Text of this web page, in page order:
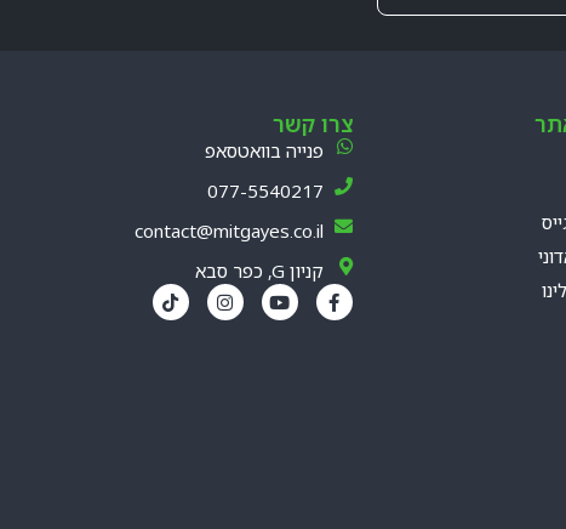
צרו קשר
פנייה בוואטסאפ
077-5540217
contact@mitgayes.co.il
קניון G, כפר סבא